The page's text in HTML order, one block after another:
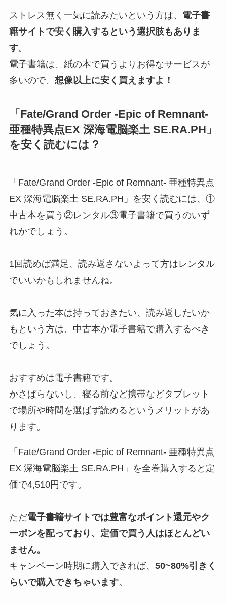
ストレス無く一気に読みたいという方は、 電子書
籍サイトで安く購入するという選択肢もありま
す。
電子書籍は、紙の本で買うよりお得なサービスが
多いので、 想像以上に安く買えますよ！
「Fate/Grand Order -Epic of Remnant-
亜種特異点EX 深海電脳楽土 SE.RA.PH」
を安く読むには？
「Fate/Grand Order -Epic of Remnant- 亜種特異点
EX 深海電脳楽土 SE.RA.PH」を安く読むには、①
中古本を買う②レンタル③電子書籍で買うのいず
れかでしょう。
1回読めば満足、読み返さないよって方はレンタル
でいいかもしれませんね。
気に入った本は持っておきたい、読み返したいか
もという方は、中古本か電子書籍で購入するべき
でしょう。
おすすめは電子書籍です。
かさばらないし、寝る前など携帯などタブレット
で場所や時間を選ばず読めるというメリットがあ
ります。
「Fate/Grand Order -Epic of Remnant- 亜種特異点
EX 深海電脳楽土 SE.RA.PH」を全巻購入すると定
価で4,510円です。
ただ電子書籍サイトでは豊富なポイント還元やク
ーポンを配っており、定価で買う人はほとんどい
ません。
キャンペーン時期に購入できれば、 50~80%引きく
らいで購入できちゃいます。